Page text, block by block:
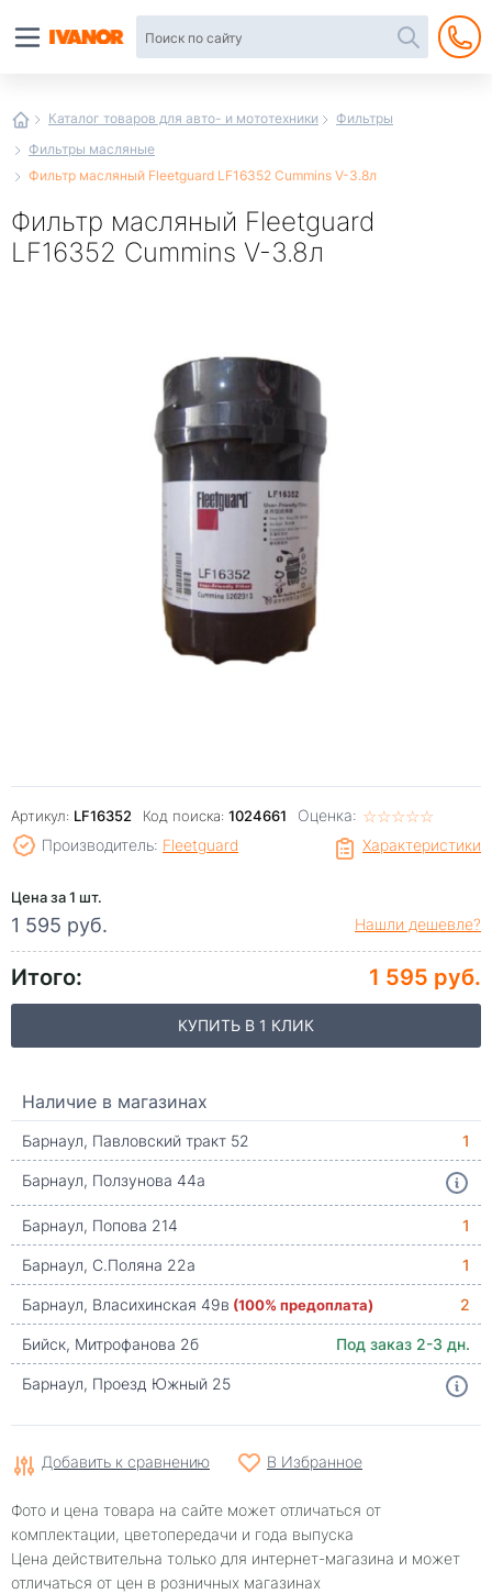
Каталог товаров для авто- и мототехники
Фильтры
Фильтры масляные
Фильтр масляный Fleetguard LF16352 Cummins V-3.8л
Фильтр масляный Fleetguard
LF16352 Cummins V-3.8л
Артикул: LF16352 Код поиска: 1024661 Оценка: ☆☆☆☆☆
★★★★★
Характеристики
Производитель: Fleetguard
Цена за 1 шт.
1 595 руб. Нашли дешевле?
Итого: 1 595 руб.
КУПИТЬ В 1 КЛИК
Наличие в магазинах
Барнаул, Павловский тракт 52
1
Барнаул, Ползунова 44а
Барнаул, Попова 214
1
Барнаул, С.Поляна 22а
1
Барнаул, Власихинская 49в (100% предоплата)
2
Бийск, Митрофанова 2б
Под заказ 2-3 дн.
Барнаул, Проезд Южный 25
Добавить к сравнению В Избранное
Фото и цена товара на сайте может отличаться от
комплектации, цветопередачи и года выпуска
Цена действительна только для интернет-магазина и может
отличаться от цен в розничных магазинах
интернет-